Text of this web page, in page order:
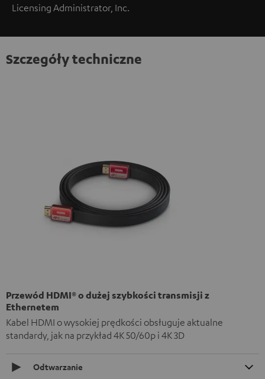
Licensing Administrator, Inc.
Szczegóły techniczne
Przewód HDMI® o dużej szybkości transmisji z
Ethernetem
Kabel HDMI o wysokiej prędkości obsługuje aktualne
standardy, jak na przykład 4K 50/60p i 4K 3D
Odtwarzanie